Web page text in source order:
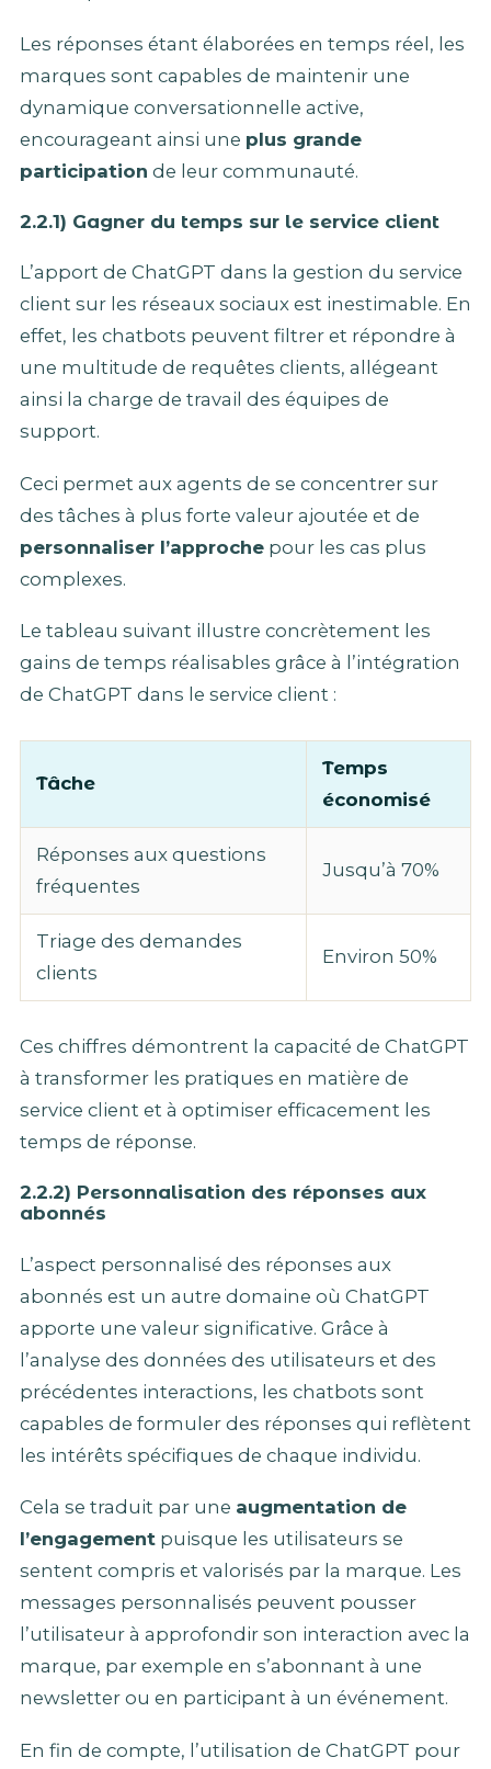
Les réponses étant élaborées en temps réel, les
marques sont capables de maintenir une
dynamique conversationnelle active,
encourageant ainsi une plus grande
participation de leur communauté.
2.2.1) Gagner du temps sur le service client
L’apport de ChatGPT dans la gestion du service
client sur les réseaux sociaux est inestimable. En
effet, les chatbots peuvent filtrer et répondre à
une multitude de requêtes clients, allégeant
ainsi la charge de travail des équipes de
support.
Ceci permet aux agents de se concentrer sur
des tâches à plus forte valeur ajoutée et de
personnaliser l’approche pour les cas plus
complexes.
Le tableau suivant illustre concrètement les
gains de temps réalisables grâce à l’intégration
de ChatGPT dans le service client :
Tâche
Temps
économisé
Réponses aux questions
fréquentes
Jusqu’à 70%
Triage des demandes
clients
Environ 50%
Ces chiffres démontrent la capacité de ChatGPT
à transformer les pratiques en matière de
service client et à optimiser efficacement les
temps de réponse.
2.2.2) Personnalisation des réponses aux
abonnés
L’aspect personnalisé des réponses aux
abonnés est un autre domaine où ChatGPT
apporte une valeur significative. Grâce à
l’analyse des données des utilisateurs et des
précédentes interactions, les chatbots sont
capables de formuler des réponses qui reflètent
les intérêts spécifiques de chaque individu.
Cela se traduit par une augmentation de
l’engagement puisque les utilisateurs se
sentent compris et valorisés par la marque. Les
messages personnalisés peuvent pousser
l’utilisateur à approfondir son interaction avec la
marque, par exemple en s’abonnant à une
newsletter ou en participant à un événement.
En fin de compte, l’utilisation de ChatGPT pour